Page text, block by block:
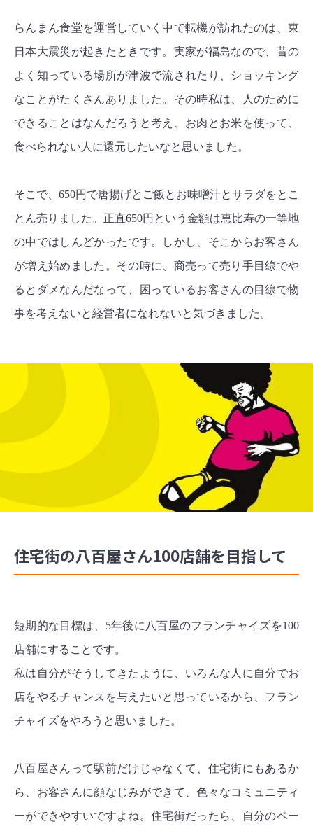
らんまん食堂を運営していく中で転機が訪れたのは、東
日本大震災が起きたときです。実家が福島なので、昔の
よく知っている場所が津波で流されたり、ショッキング
なことがたくさんありました。その時私は、人のために
できることはなんだろうと考え、お肉とお米を使って、
食べられない人に還元したいなと思いました。
そこで、650円で唐揚げとご飯とお味噌汁とサラダをとこ
とん売りました。正直650円という金額は恵比寿の一等地
の中ではしんどかったです。しかし、そこからお客さん
が増え始めました。その時に、商売って売り手目線でや
るとダメなんだなって、困っているお客さんの目線で物
事を考えないと経営者になれないと気づきました。
住宅街の八百屋さん100店舗を目指して
短期的な目標は、5年後に八百屋のフランチャイズを100
店舗にすることです。
私は自分がそうしてきたように、いろんな人に自分でお
店をやるチャンスを与えたいと思っているから、フラン
チャイズをやろうと思いました。
八百屋さんって駅前だけじゃなくて、住宅街にもあるか
ら、お客さんに顔なじみができて、色々なコミュニティ
ーができやすいですよね。住宅街だったら、自分のペー